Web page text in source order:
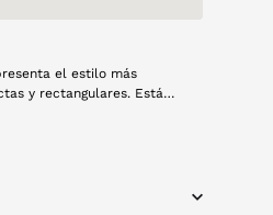
el estilo más
y rectangulares. Está
Sin duda un básico